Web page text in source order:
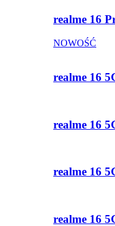
realme 16
NOWOŚĆ
realme 16
realme 16
realme 16
realme 16